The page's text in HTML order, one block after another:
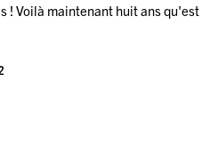
! Voilà maintenant huit ans qu'est